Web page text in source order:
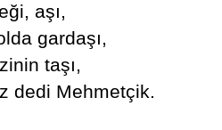
aşı,
gardaşı,
taşı,
dedi Mehmetçik.